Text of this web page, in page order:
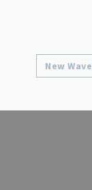
New Wave